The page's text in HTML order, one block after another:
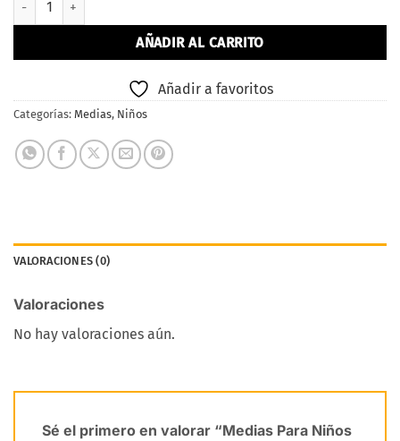
AÑADIR AL CARRITO
Añadir a favoritos
Categorías: Medias, Niños
VALORACIONES (0)
Valoraciones
No hay valoraciones aún.
Sé el primero en valorar “Medias Para Niños